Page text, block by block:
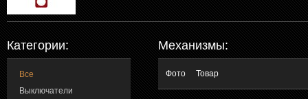
Категории:
Все
Выключатели
Механизмы:
Фото Товар